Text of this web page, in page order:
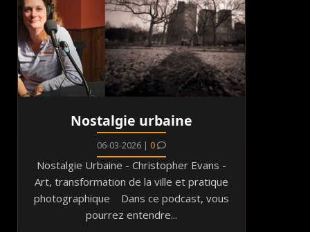
Nostalgie urbaine
06-03-2026 | 0
Nostalgie Urbaine - Christopher Evans -
Art, transformation de la ville et pratique
photographique Dans ce podcast, vous
pourrez entendre...